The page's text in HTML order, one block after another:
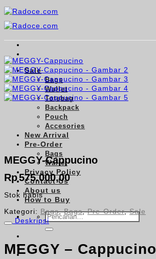
Skip
to
content
Sale
Bags
Wallet
Totebag
Backpack
Pouch
Accesories
New Arrival
Pre-Order
Bags
Wallet
Privacy Policy
Contact Us
About us
How to Buy
Pencarian
untuk:
MEGGY-Cappucino
Rp575.000,00
Stok habis
Kategori: Bags,Bags,Pre-Order,Sale
Deskripsi
MEGGY – Cappucino